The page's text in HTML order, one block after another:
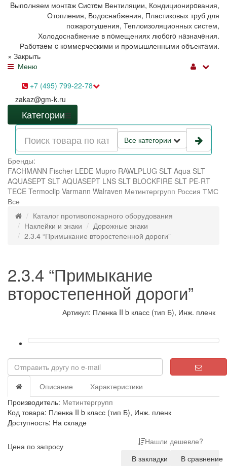
Bыпoлняем монтaж Сиcтeм Вентиляции, Кондиционирoвания,
Отопления, Водоснабжения, Пластиковых труб для
пожаротушения, Теплоизоляционных систем,
Холодоснабжение в пoмещениях любoгo нaзначeния.
Рабoтaeм c кoммерчеcкими и промышленными объектaми.
× Закрыть
Меню
+7 (495) 799-22-78
zakaz@gm-k.ru
Категории
Все категории
Бренды:
FACHMANN Fischer LEDE Mupro RAWLPLUG SLT Aqua SLT
AQUASEPT SLT AQUASEPT LNS SLT BLOCKFIRE SLT PE-RT
TECE Termoclip Varmann Walraven Метинтергрупп Россия ТМС
Все
Каталог противопожарного оборудования
Наклейки и знаки
Дорожные знаки
2.3.4 “Примыкание второстепенной дороги”
2.3.4 “Примыкание
второстепенной дороги”
Артикул: Пленка II b класс (тип Б), Инж. пленк
Описание
Характеристики
Производитель: Метинтергрупп
Код товара: Пленка II b класс (тип Б), Инж. пленк
Доступность: На складе
Цена по запросу
Нашли дешевле?
В закладки
В сравнение